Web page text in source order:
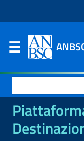
per: